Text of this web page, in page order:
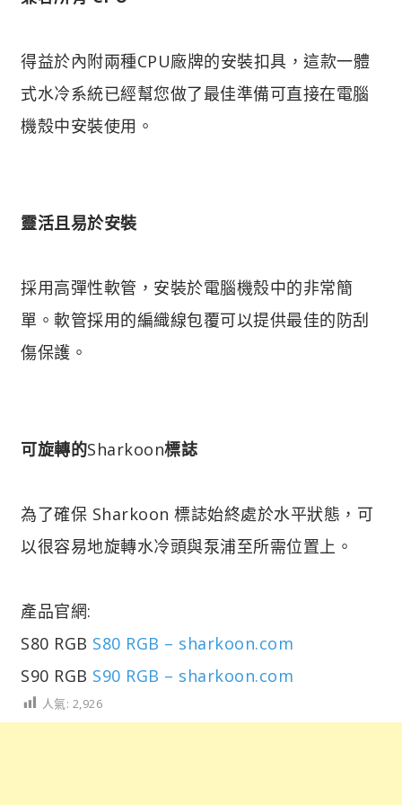
得益於內附兩種CPU廠牌的安裝扣具，這款一體
式水冷系統已經幫您做了最佳準備可直接在電腦
機殼中安裝使用。
靈活且易於安裝
採用高彈性軟管，安裝於電腦機殼中的非常簡
單。軟管採用的編織線包覆可以提供最佳的防刮
傷保護。
可旋轉的Sharkoon標誌
為了確保 Sharkoon 標誌始終處於水平狀態，可
以很容易地旋轉水冷頭與泵浦至所需位置上。
產品官網:
S80 RGB S80 RGB – sharkoon.com
S90 RGB S90 RGB – sharkoon.com
人氣: 2,926